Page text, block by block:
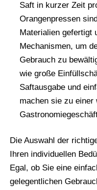
Saft in kurzer Zeit
Orangenpressen
Materialien gefertigt
Mechanismen, um
Gebrauch zu
wie große
Saftausgabe und
machen sie zu
Die Auswahl der
Ihren individuellen
Egal, ob Sie eine
gelegentlichen